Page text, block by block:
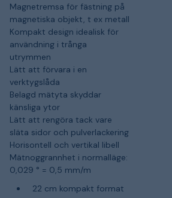
Magnetremsa för fästning på
magnetiska objekt, t ex metall
Kompakt design idealisk för
användning i trånga
utrymmen
Lätt att förvara i en
verktygslåda
Belagd mätyta skyddar
känsliga ytor
Lätt att rengöra tack vare
släta sidor och pulverlackering
Horisontell och vertikal libell
Mätnoggrannhet i normalläge:
0,029 ° = 0,5 mm/m
22 cm kompakt format